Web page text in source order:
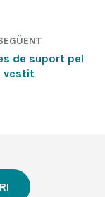
de suport pel
vestit